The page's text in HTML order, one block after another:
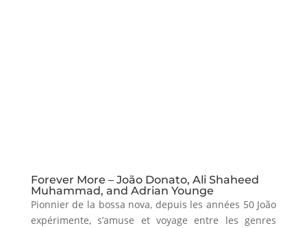
Forever More – João Donato, Ali Shaheed
Muhammad, and Adrian Younge
Pionnier de la bossa nova, depuis les années 50 João
expérimente, s’amuse et voyage entre les genres